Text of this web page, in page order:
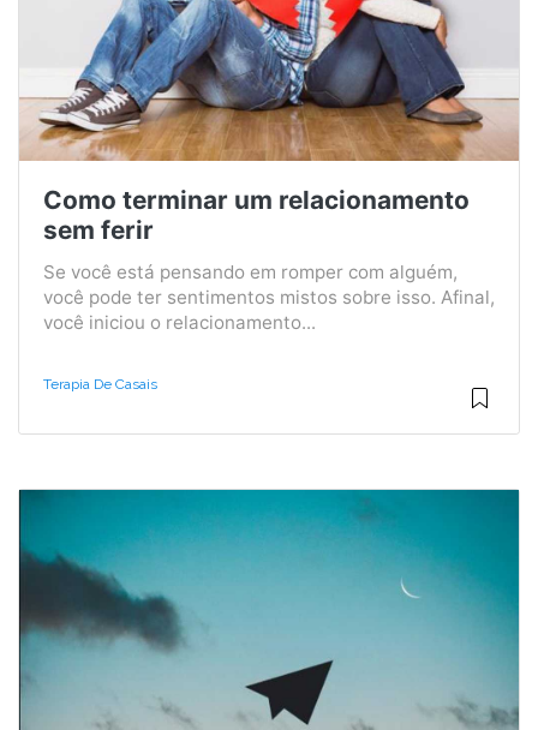
Como terminar um relacionamento
sem ferir
Se você está pensando em romper com alguém,
você pode ter sentimentos mistos sobre isso. Afinal,
você iniciou o relacionamento...
Terapia De Casais